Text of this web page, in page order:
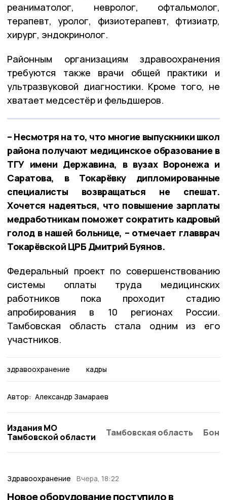
реаниматолог, невролог, офтальмолог,
терапевт, уролог, физиотерапевт, фтизиатр,
хирург, эндокринолог.
Районным организациям здравоохранения
требуются также врачи общей практики и
ультразвуковой диагностики. Кроме того, не
хватает медсестёр и фельдшеров.
– Несмотря на то, что многие выпускники школ
района получают медицинское образование в
ТГУ имени Державина, в вузах Воронежа и
Саратова, в Токарёвку дипломированные
специалисты возвращаться не спешат.
Хочется надеяться, что повышение зарплаты
медработникам поможет сократить кадровый
голод в нашей больнице, – отмечает главврач
Токарёвской ЦРБ Дмитрий Буянов.
Федеральный проект по совершенствованию
системы оплаты труда медицинских
работников пока проходит стадию
апробирования в 10 регионах России.
Тамбовская область стала одним из его
участников.
здравоохранение кадры
Автор: Александр Замараев
Издания МО
Тамбовской области
Тамбовская область
Здравоохранение Вчера, 18:22
Новое оборудование поступило в